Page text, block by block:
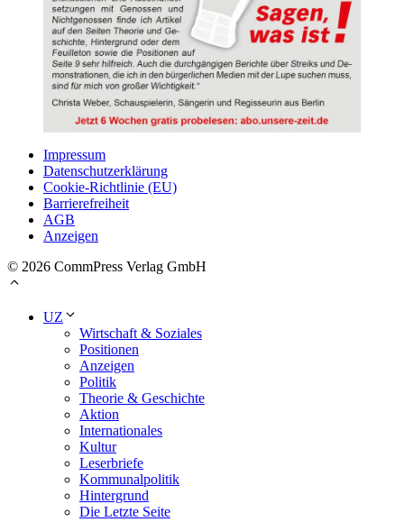
Impressum
Datenschutzerklärung
Cookie-Richtlinie (EU)
Barrierefreiheit
AGB
Anzeigen
© 2026 CommPress Verlag GmbH
UZ
Wirtschaft & Soziales
Positionen
Anzeigen
Politik
Theorie & Geschichte
Aktion
Internationales
Kultur
Leserbriefe
Kommunalpolitik
Hintergrund
Die Letzte Seite